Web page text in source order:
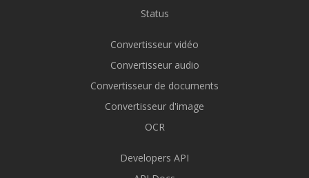
Status
Convertisseur vidéo
Convertisseur audio
Convertisseur de documents
Convertisseur d'image
OCR
Developers API